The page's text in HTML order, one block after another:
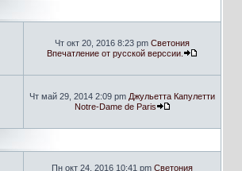
Чт окт 20, 2016 8:23 pm Светония
Впечатление от русской верссии.
Чт май 29, 2014 2:09 pm Джульетта Капулетти
Notre-Dame de Paris
Пн окт 24, 2016 10:41 pm Светония